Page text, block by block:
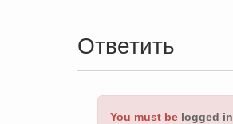
Ответить
You must be logged in